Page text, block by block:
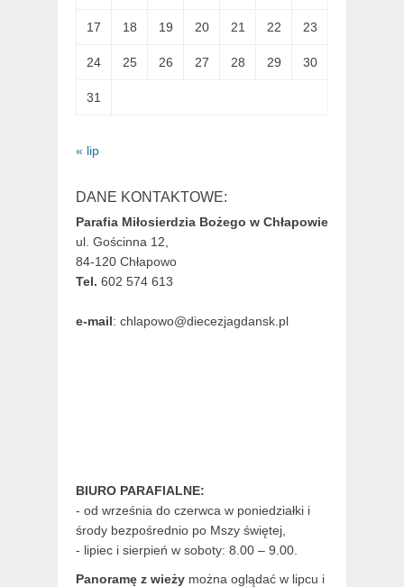
17 18 19 20 21 22 23
24 25 26 27 28 29 30
31
« lip
DANE KONTAKTOWE:
Parafia Miłosierdzia Bożego w Chłapowie
ul. Gościnna 12,
84-120 Chłapowo
Tel. 602 574 613
e-mail: chlapowo@diecezjagdansk.pl
BIURO PARAFIALNE:
- od września do czerwca w poniedziałki i
środy bezpośrednio po Mszy świętej,
- lipiec i sierpień w soboty: 8.00 – 9.00.
Panoramę z wieży można oglądać w lipcu i